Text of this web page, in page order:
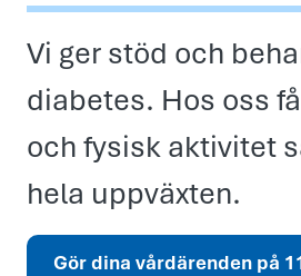
Vi ger stöd och
diabetes. Hos oss
och fysisk aktivitet
hela uppväxten.
Gör dina vårdärenden på